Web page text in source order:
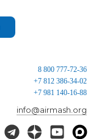
8 800 777-72-36
+7 812 386-34-02
+7 981 140-16-88
info@airmash.org